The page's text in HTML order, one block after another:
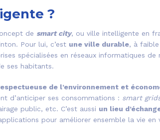
?
de smart city, ou ville intelligente en
Pour lui, c’est une ville durable, à
spécialisées en réseaux informatiques de
ses habitants.
de l’environnement et
d’anticiper ses consommations : smart
public, etc. C’est aussi un lieu
pour améliorer ensemble la vie en